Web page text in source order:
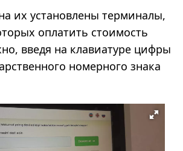
их установлены терминалы,
оплатить стоимость
введя на клавиатуре цифры
номерного знака